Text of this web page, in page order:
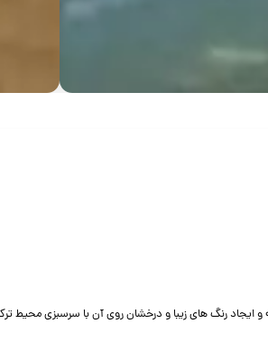
ایجاد رنگ های زیبا و درخشان روی آن با سرسبزی محیط